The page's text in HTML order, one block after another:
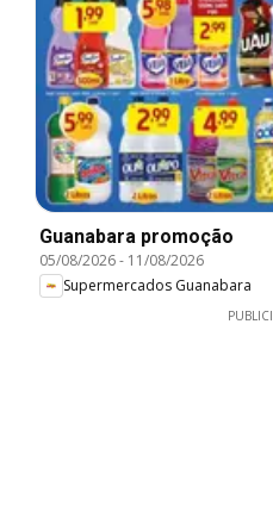
Guanabara promoção
05/08/2026- 11/08/2026
Supermercados Guanabara